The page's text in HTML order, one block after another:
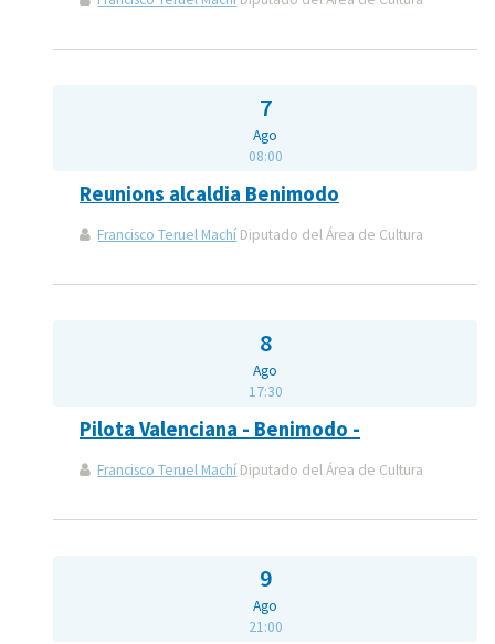
7
Ago
08:00
Reunions alcaldia Benimodo
Francisco Teruel Machí Diputado del Área de Cultura
8
Ago
17:30
Pilota Valenciana - Benimodo -
Francisco Teruel Machí Diputado del Área de Cultura
9
Ago
21:00